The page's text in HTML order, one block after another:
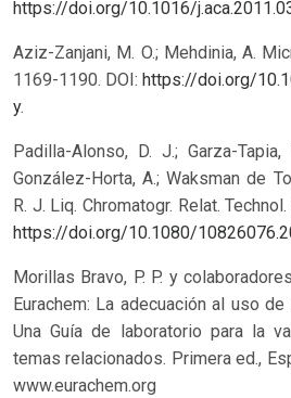
https://doi.org/10.1016/
Aziz-Zanjani, M. O.; Mehdinia, A.
1169-1190. DOI: https://doi.org/
y.
Padilla-Alonso, D. J.; Garza-
González-Horta, A.; Waksman de
R. J. Liq. Chromatogr. Relat.
https://doi.org/10.1080/
Morillas Bravo, P. P. y
Eurachem: La adecuación al uso
Una Guía de laboratorio para la
temas relacionados. Primera ed.,
www.eurachem.org